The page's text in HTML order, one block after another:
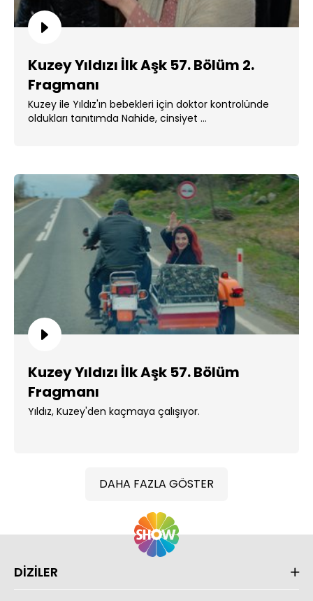
Kuzey Yıldızı İlk Aşk 57. Bölüm 2.
Fragmanı
Kuzey ile Yıldız'ın bebekleri için doktor kontrolünde
oldukları tanıtımda Nahide, cinsiyet ...
Kuzey Yıldızı İlk Aşk 57. Bölüm
Fragmanı
Yıldız, Kuzey'den kaçmaya çalışıyor.
DAHA FAZLA GÖSTER
DİZİLER